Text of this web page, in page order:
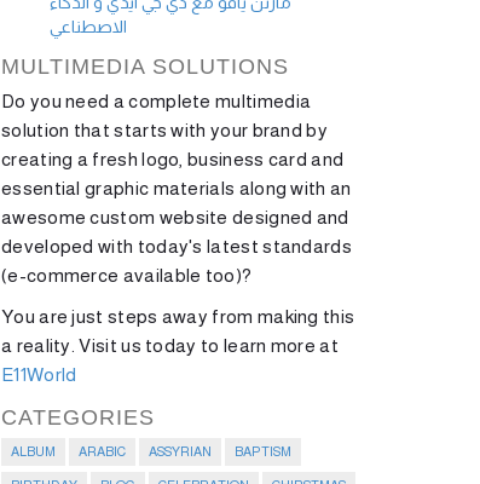
الاصطناعي
MULTIMEDIA SOLUTIONS
Do you need a complete multimedia
solution that starts with your brand by
creating a fresh logo, business card and
essential graphic materials along with an
awesome custom website designed and
developed with today's latest standards
(e-commerce available too)?
You are just steps away from making this
a reality. Visit us today to learn more at
E11World
CATEGORIES
ALBUM ARABIC ASSYRIAN BAPTISM